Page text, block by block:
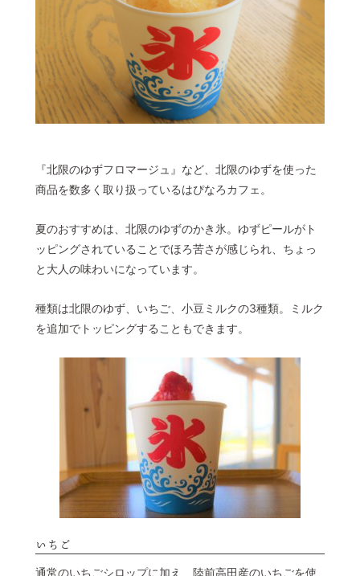
『北限のゆずフロマージュ』など、北限のゆずを使った
商品を数多く取り扱っているはぴなろカフェ。
夏のおすすめは、北限のゆずのかき氷。ゆずピールがト
ッピングされていることでほろ苦さが感じられ、ちょっ
と大人の味わいになっています。
種類は北限のゆず、いちご、小豆ミルクの3種類。ミルク
を追加でトッピングすることもできます。
いちご
通常のいちごシロップに加え、陸前高田産のいちごを使